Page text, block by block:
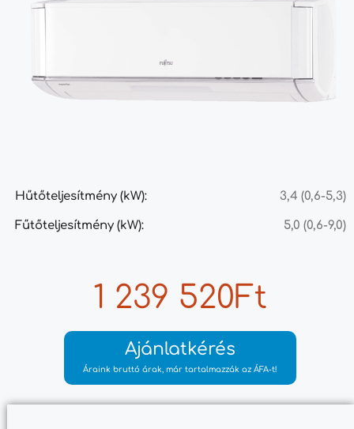
Hűtőteljesítmény (kW): 3,4 (0,6-5,3)
Fűtőteljesítmény (kW): 5,0 (0,6-9,0)
1 239 520Ft
Ajánlatkérés
Áraink bruttó árak, már tartalmazzák az ÁFA-t!